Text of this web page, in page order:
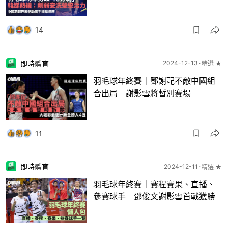
14
即時體育 2024-12-13 精選 ★
羽毛球年終賽｜鄧謝配不敵中國組
合出局 謝影雪將暫別賽場
11
即時體育 2024-12-11 精選 ★
羽毛球年終賽｜賽程賽果、直播、
參賽球手 鄧俊文謝影雪首戰獲勝